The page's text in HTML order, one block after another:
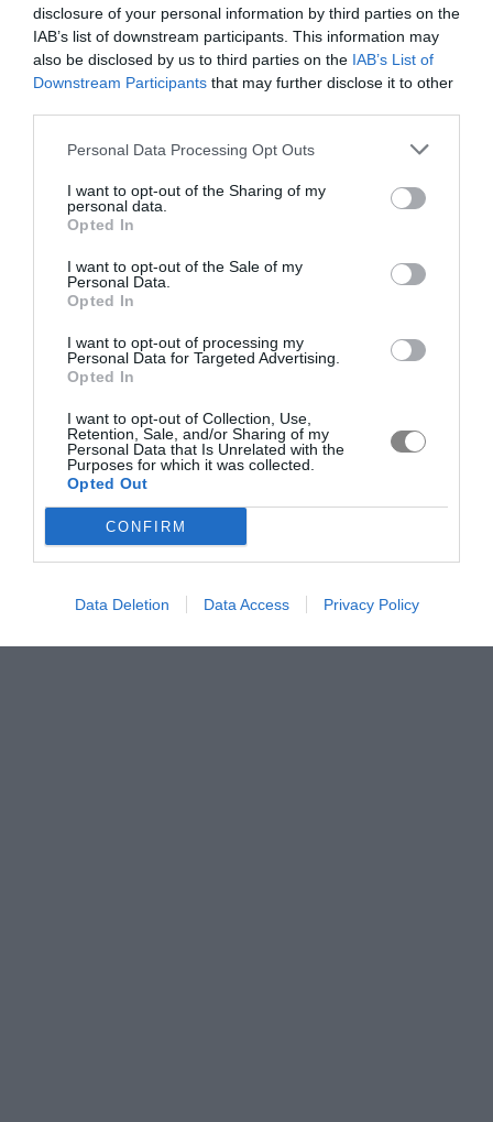
disclosure of your personal information by third parties on the
IAB’s list of downstream participants. This information may
also be disclosed by us to third parties on the IAB’s List of
Downstream Participants that may further disclose it to other
Personal Data Processing Opt Outs
I want to opt-out of the Sharing of my
personal data.
Opted In
I want to opt-out of the Sale of my
Personal Data.
Opted In
I want to opt-out of processing my
Personal Data for Targeted Advertising.
Opted In
I want to opt-out of Collection, Use,
Retention, Sale, and/or Sharing of my
Personal Data that Is Unrelated with the
Purposes for which it was collected.
Opted Out
CONFIRM
Data Deletion Data Access Privacy Policy